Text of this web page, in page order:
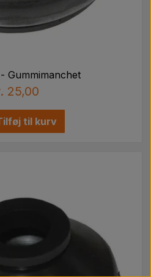
Gummimanchet
25,00
til kurv